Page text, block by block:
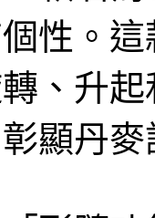
性。
、升
顯丹